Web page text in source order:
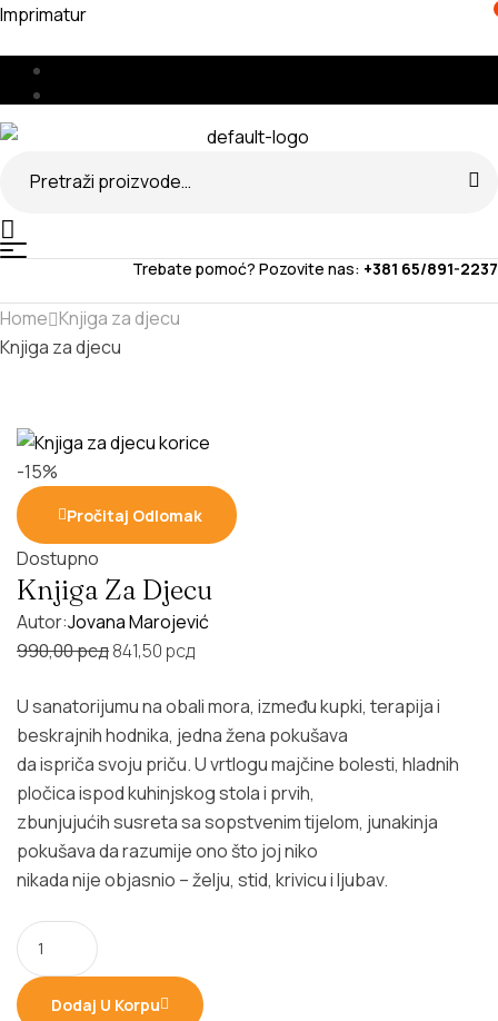
Imprimatur
Menu
Menu
Trebate pomoć? Pozovite nas: +381 65/891-2237
Home Knjiga za djecu
Knjiga za djecu
-15%
Pročitaj Odlomak
Dostupno
Knjiga Za Djecu
Autor:Jovana Marojević
990,00рсдOriginal
was:
990,00 рсд.
841,50 рсдCurrent
is:
841,50 рсд.
U sanatorijumu na obali mora, između kupki, terapija i
beskrajnih hodnika, jedna žena pokušava
da ispriča svoju priču. U vrtlogu majčine bolesti, hladnih
pločica ispod kuhinjskog stola i prvih,
zbunjujućih susreta sa sopstvenim tijelom, junakinja
pokušava da razumije ono što joj niko
nikada nije objasnio – želju, stid, krivicu i ljubav.
Dodaj U Korpu